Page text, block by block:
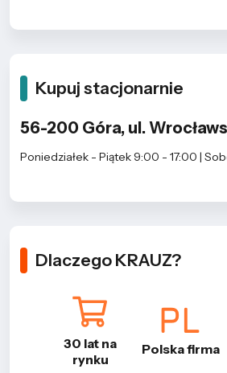
Kupuj stacjonarnie
56-200 Góra, ul.
Poniedziałek - Piątek 9:00 - 17:00 |
Dlaczego KRAUZ?
30 lat na
rynku
Polska firma